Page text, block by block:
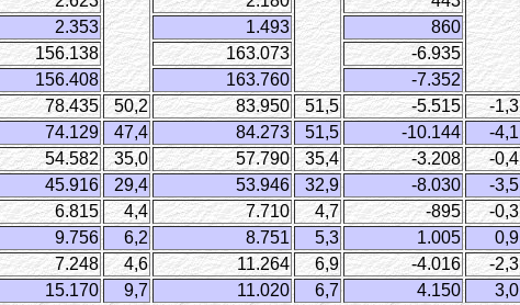
2.353
1.493 860
156.138 163.073
-6.935
156.408
163.760
-7.352
78.435 50,2 83.950 51,5 -5.515
-1,3
74.129
47,4 84.273 51,5 -10.144
-4,1
54.582 35,0 57.790 35,4 -3.208
-0,4
45.916
29,4 53.946 32,9 -8.030
-3,5
6.815 4,4 7.710 4,7 -895
-0,3
9.756
6,2 8.751 5,3 1.005
0,9
7.248 4,6 11.264 6,9 -4.016
-2,3
15.170
9,7 11.020 6,7 4.150
3,0